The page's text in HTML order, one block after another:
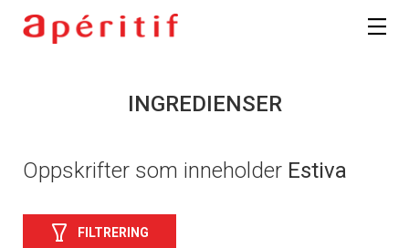
INGREDIENSER
Oppskrifter som inneholder Estiva
FILTRERING